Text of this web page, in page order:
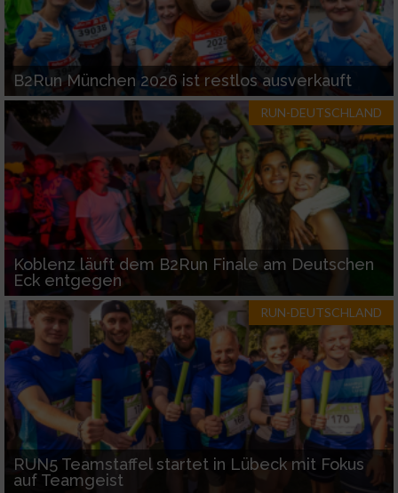
B2Run München 2026 ist restlos ausverkauft
RUN-DEUTSCHLAND
Koblenz läuft dem B2Run Finale am Deutschen
Eck entgegen
RUN-DEUTSCHLAND
RUN5 Teamstaffel startet in Lübeck mit Fokus
auf Teamgeist